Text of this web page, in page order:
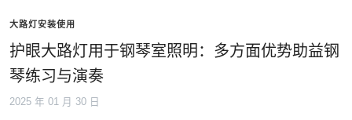
大路灯安装使用
护眼大路灯用于钢琴室照明：多方面优势助益钢
琴练习与演奏
2025 年 01 月 30 日